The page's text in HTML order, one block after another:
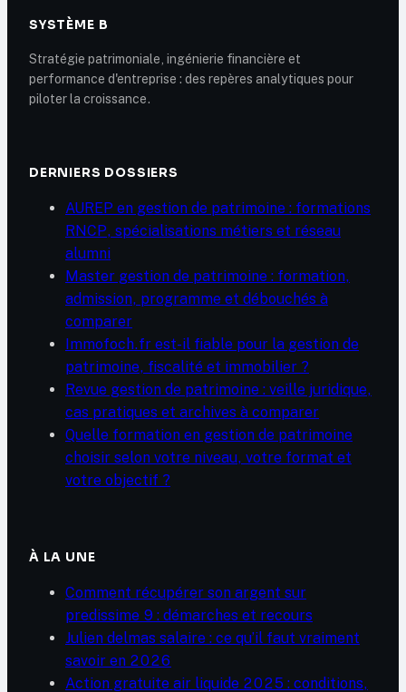
SYSTÈME B
Stratégie patrimoniale, ingénierie financière et
performance d'entreprise : des repères analytiques pour
piloter la croissance.
DERNIERS DOSSIERS
AUREP en gestion de patrimoine : formations
RNCP, spécialisations métiers et réseau
alumni
Master gestion de patrimoine : formation,
admission, programme et débouchés à
comparer
Immofoch.fr est-il fiable pour la gestion de
patrimoine, fiscalité et immobilier ?
Revue gestion de patrimoine : veille juridique,
cas pratiques et archives à comparer
Quelle formation en gestion de patrimoine
choisir selon votre niveau, votre format et
votre objectif ?
À LA UNE
Comment récupérer son argent sur
predissime 9 : démarches et recours
Julien delmas salaire : ce qu’il faut vraiment
savoir en 2026
Action gratuite air liquide 2025 : conditions,